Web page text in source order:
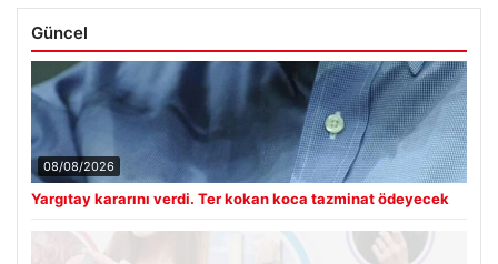
Güncel
08/08/2026
Yargıtay kararını verdi. Ter kokan koca tazminat ödeyecek